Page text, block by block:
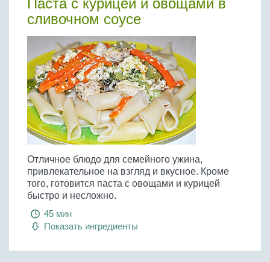
Паста с курицей и овощами в
сливочном соусе
Отличное блюдо для семейного ужина,
привлекательное на взгляд и вкусное. Кроме
того, готовится паста с овощами и курицей
быстро и несложно.
45 мин
Показать ингредиенты